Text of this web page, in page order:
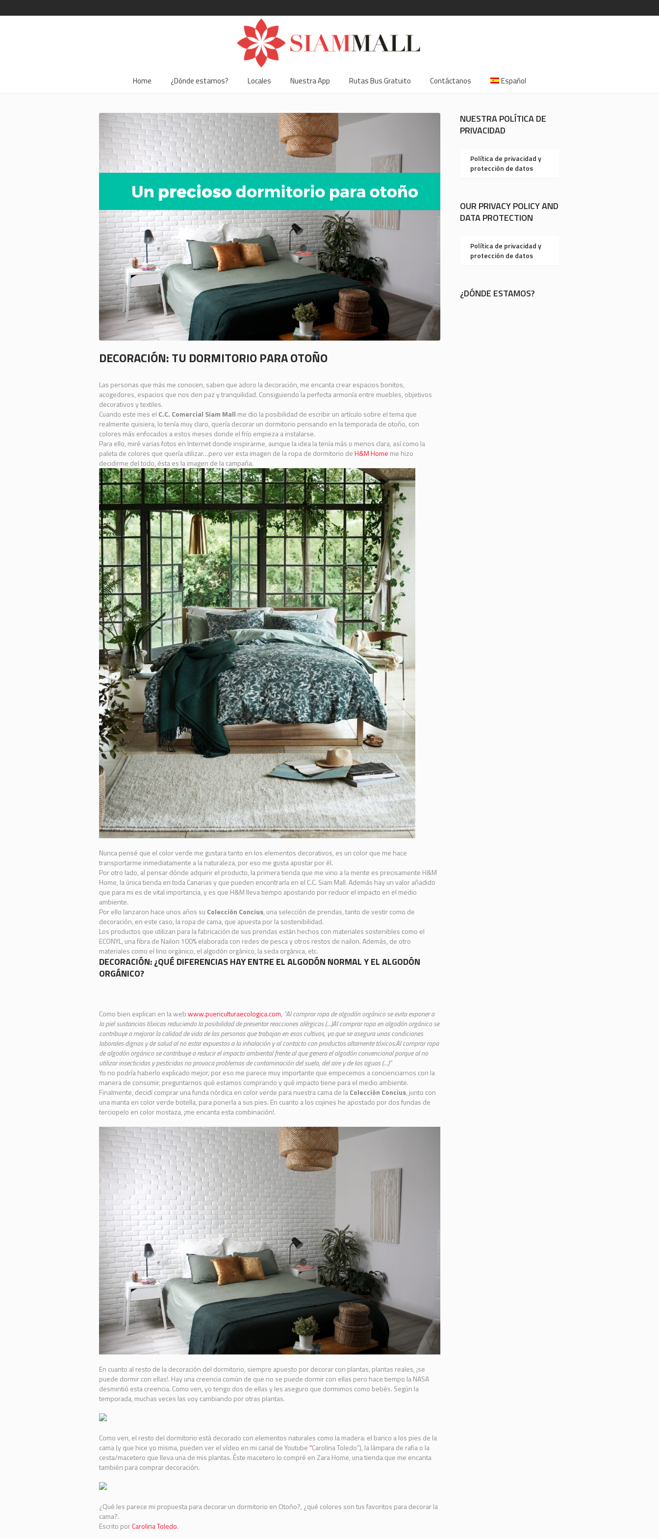
Home ¿Dónde estamos? Locales Nuestra App Rutas Bus Gratuito Contáctanos Español
DECORACIÓN: TU DORMITORIO PARA OTOÑO
Las personas que más me conocen, saben que adoro la decoración, me encanta crear espacios bonitos,
acogedores, espacios que nos den paz y tranquilidad. Consiguiendo la perfecta armonía entre muebles, objetivos
decorativos y textiles.
Cuando este mes el C.C. Comercial Siam Mall me dio la posibilidad de escribir un artículo sobre el tema que
realmente quisiera, lo tenía muy claro, quería decorar un dormitorio pensando en la temporada de otoño, con
colores más enfocados a estos meses donde el frío empieza a instalarse.
Para ello, miré varias fotos en Internet donde inspirarme, aunque la idea la tenía más o menos clara, así como la
paleta de colores que quería utilizar…pero ver esta imagen de la ropa de dormitorio deH&M Home me hizo
decidirme del todo, ésta es la imagen de la campaña.
Nunca pensé que el color verde me gustara tanto en los elementos decorativos, es un color que me hace
transportarme inmediatamente a la naturaleza, por eso me gusta apostar por él.
Por otro lado, al pensar dónde adquirir el producto, la primera tienda que me vino a la mente es precisamente H&M
Home, la única tienda en toda Canarias y que pueden encontrarla en el C.C. Siam Mall. Además hay un valor añadido
que para mi es de vital importancia, y es que H&M lleva tiempo apostando por reducir el impacto en el medio
ambiente.
Por ello lanzaron hace unos años su Colección Concius, una selección de prendas, tanto de vestir como de
decoración, en este caso, la ropa de cama, que apuesta por la sostenibilidad.
Los productos que utilizan para la fabricación de sus prendas están hechos con materiales sostenibles como el
ECONYL, una fibra de Nailon 100% elaborada con redes de pesca y otros restos de nailon. Además, de otro
materiales como el lino orgánico, el algodón orgánico, la seda orgánica, etc.
DECORACIÓN: ¿QUÉ DIFERENCIAS HAY ENTRE EL ALGODÓN NORMAL Y EL ALGODÓN
ORGÁNICO?
Como bien explican en la webwww.puericulturaecologica.com, “Al comprar ropa de algodón orgánico se evita exponer a
la piel sustancias tóxicas reduciendo la posibilidad de presentar reacciones alérgicas (…)Al comprar ropa en algodón orgánico se
contribuye a mejorar la calidad de vida de las personas que trabajan en esos cultivos, ya que se asegura unas condiciones
laborales dignas y de salud al no estar expuestos a la inhalación y al contacto con productos altamente tóxicos.Al comprar ropa
de algodón orgánico se contribuye a reducir el impacto ambiental frente al que genera el algodón convencional porque al no
utilizar insecticidas y pesticidas no provoca problemas de contaminación del suelo, del aire y de las aguas (…)”
Yo no podría haberlo explicado mejor, por eso me parece muy importante que empecemos a concienciarnos con la
manera de consumir, preguntarnos qué estamos comprando y qué impacto tiene para el medio ambiente.
Finalmente, decidí comprar una funda nórdica en color verde para nuestra cama de laColección Concius, junto con
una manta en color verde botella, para ponerla a sus pies. En cuanto a los cojines he apostado por dos fundas de
terciopelo en color mostaza, ¡me encanta esta combinación!.
En cuanto al resto de la decoración del dormitorio, siempre apuesto por decorar con plantas, plantas reales, ¡se
puede dormir con ellas!. Hay una creencia común de que no se puede dormir con ellas pero hace tiempo la NASA
desmintió esta creencia. Como ven, yo tengo dos de ellas y les aseguro que dormimos como bebés. Según la
temporada, muchas veces las voy cambiando por otras plantas.
Como ven, el resto del dormitorio está decorado con elementos naturales como la madera: el banco a los pies de la
cama (y que hice yo misma, pueden ver el vídeo en mi canal de Youtube“Carolina Toledo”), la lámpara de rafia o la
cesta/macetero que lleva una de mis plantas. Éste macetero lo compré en Zara Home, una tienda que me encanta
también para comprar decoración.
¿Qué les parece mi propuesta para decorar un dormitorio en Otoño?, ¿qué colores son tus favoritos para decorar la
cama?.
Escrito porCarolina Toledo.
NUESTRA POLÍTICA DE
PRIVACIDAD
Política de privacidad y
protección de datos
OUR PRIVACY POLICY AND
DATA PROTECTION
Política de privacidad y
protección de datos
¿DÓNDE ESTAMOS?